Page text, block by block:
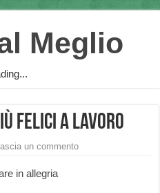
felici a lavoro
un commento